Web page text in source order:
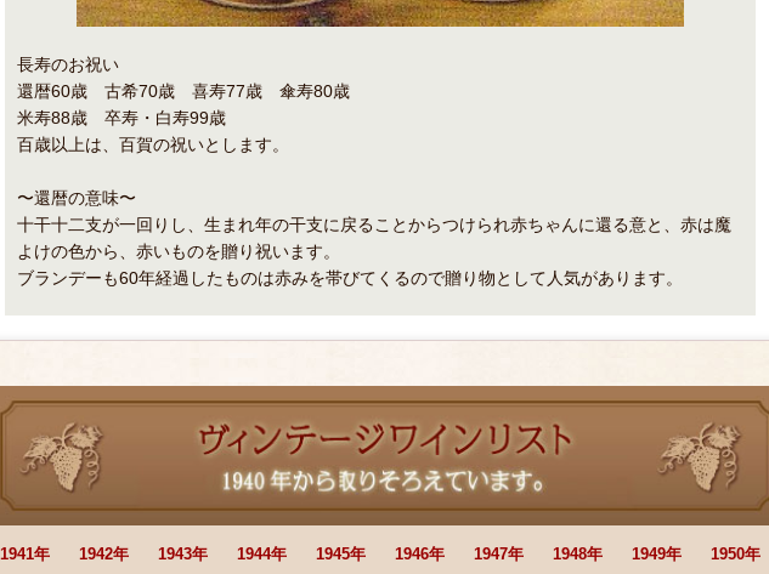
長寿のお祝い
還暦60歳 古希70歳 喜寿77歳 傘寿80歳
米寿88歳 卒寿・白寿99歳
百歳以上は、百賀の祝いとします。
〜還暦の意味〜
十干十二支が一回りし、生まれ年の干支に戻ることからつけられ赤ちゃんに還る意と、赤は魔
よけの色から、赤いものを贈り祝います。
ブランデーも60年経過したものは赤みを帯びてくるので贈り物として人気があります。
1941年 1942年 1943年 1944年 1945年 1946年 1947年 1948年 1949年 1950年